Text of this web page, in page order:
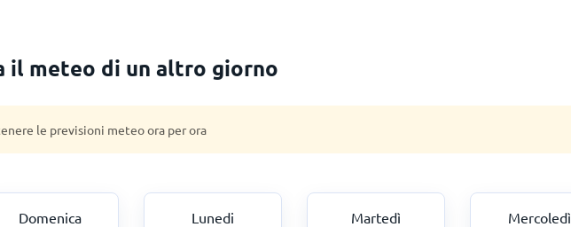
il meteo di un altro giorno
le previsioni meteo ora per ora
Domenica Lunedi Martedì Mercoledì